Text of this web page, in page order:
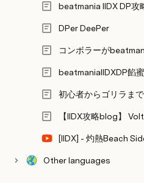
DPer DeePer
Other languages